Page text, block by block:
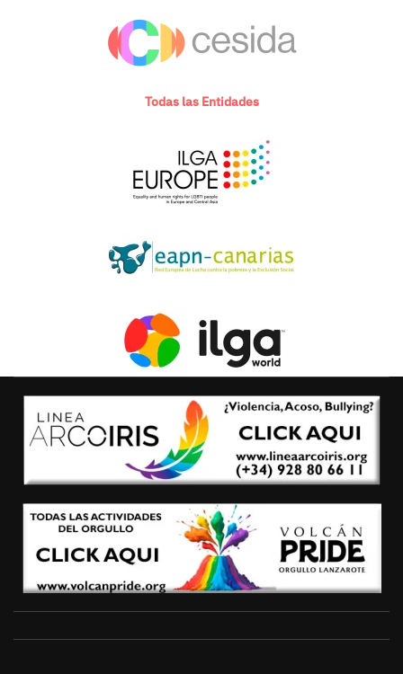
Todas las Entidades